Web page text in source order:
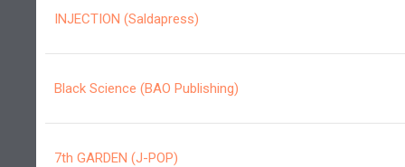
INJECTION (Saldapress)
Black Science (BAO Publishing)
7th GARDEN (J-POP)